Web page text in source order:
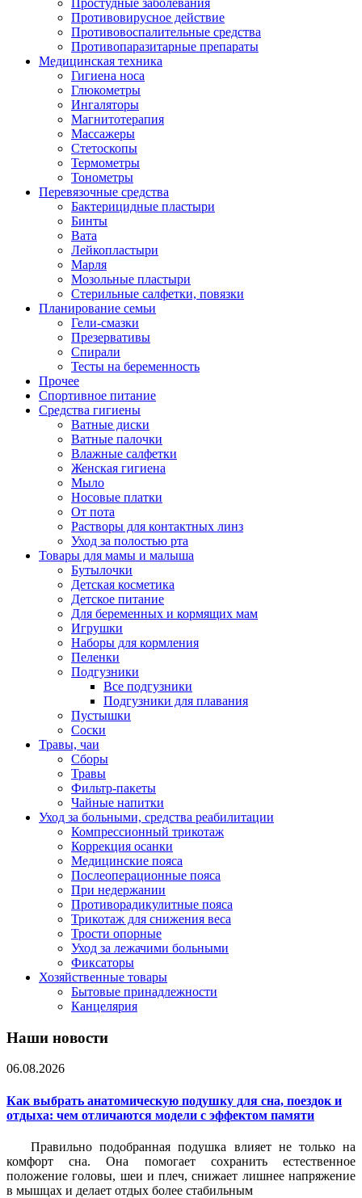
Простудные заболевания
Противовирусное действие
Противовоспалительные средства
Противопаразитарные препараты
Медицинская техника
Гигиена носа
Глюкометры
Ингаляторы
Магнитотерапия
Массажеры
Стетоскопы
Термометры
Тонометры
Перевязочные средства
Бактерицидные пластыри
Бинты
Вата
Лейкопластыри
Марля
Мозольные пластыри
Стерильные салфетки, повязки
Планирование семьи
Гели-смазки
Презервативы
Спирали
Тесты на беременность
Прочее
Спортивное питание
Средства гигиены
Ватные диски
Ватные палочки
Влажные салфетки
Женская гигиена
Мыло
Носовые платки
От пота
Растворы для контактных линз
Уход за полостью рта
Товары для мамы и малыша
Бутылочки
Детская косметика
Детское питание
Для беременных и кормящих мам
Игрушки
Наборы для кормления
Пеленки
Подгузники
Все подгузники
Подгузники для плавания
Пустышки
Соски
Травы, чаи
Сборы
Травы
Фильтр-пакеты
Чайные напитки
Уход за больными, средства реабилитации
Компрессионный трикотаж
Коррекция осанки
Медицинские пояса
Послеоперационные пояса
При недержании
Противорадикулитные пояса
Трикотаж для снижения веса
Трости опорные
Уход за лежачими больными
Фиксаторы
Хозяйственные товары
Бытовые принадлежности
Канцелярия
Наши новости
06.08.2026
Как выбрать анатомическую подушку для сна, поездок и
отдыха: чем отличаются модели с эффектом памяти
Правильно подобранная подушка влияет не только на
комфорт сна. Она помогает сохранить естественное
положение головы, шеи и плеч, снижает лишнее напряжение
в мышцах и делает отдых более стабильным